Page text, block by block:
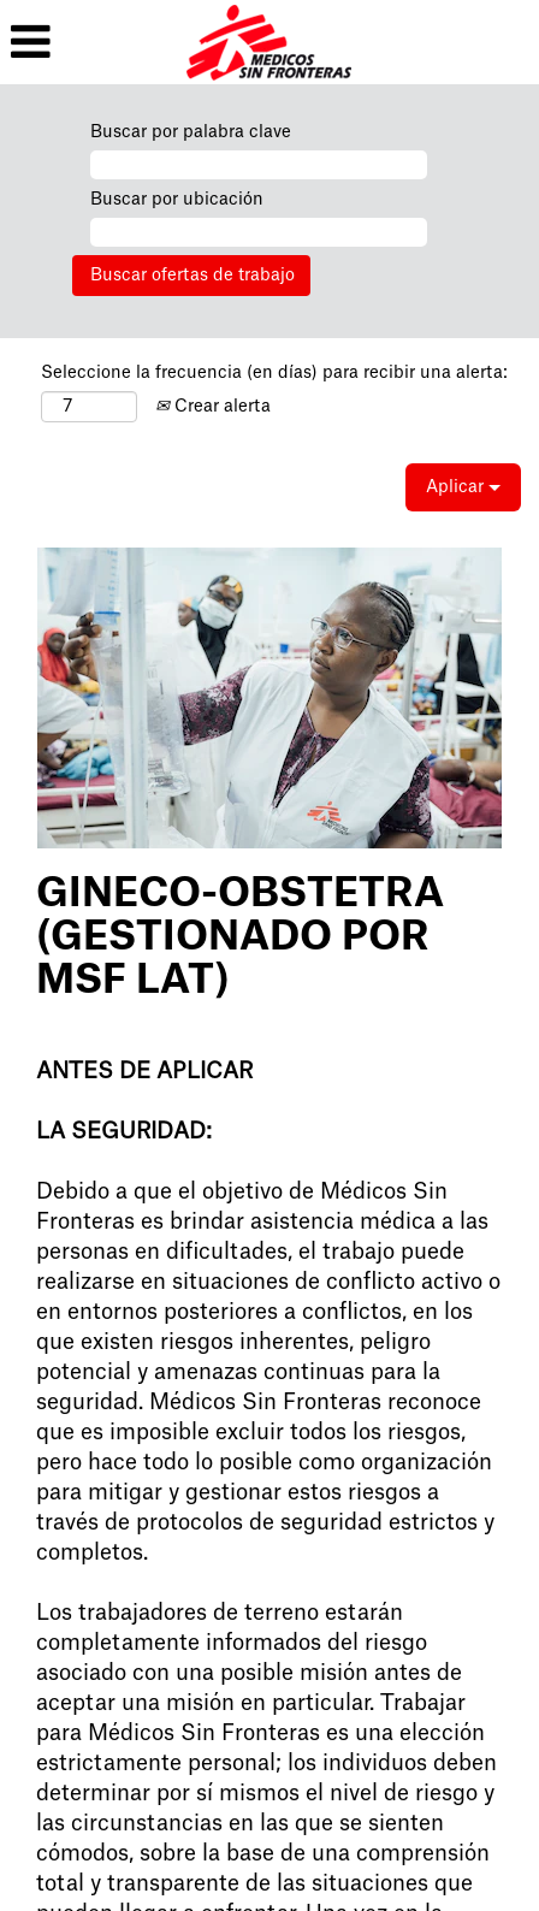
Buscar por palabra clave
Buscar por ubicación
Seleccione la frecuencia (en días) para recibir una alerta:
Crear alerta
Aplicar
GINECO-OBSTETRA
(GESTIONADO POR
MSF LAT)
ANTES DE APLICAR
LA SEGURIDAD:
Debido a que el objetivo de Médicos Sin
Fronteras es brindar asistencia médica a las
personas en dificultades, el trabajo puede
realizarse en situaciones de conflicto activo o
en entornos posteriores a conflictos, en los
que existen riesgos inherentes, peligro
potencial y amenazas continuas para la
seguridad. Médicos Sin Fronteras reconoce
que es imposible excluir todos los riesgos,
pero hace todo lo posible como organización
para mitigar y gestionar estos riesgos a
través de protocolos de seguridad estrictos y
completos.
Los trabajadores de terreno estarán
completamente informados del riesgo
asociado con una posible misión antes de
aceptar una misión en particular. Trabajar
para Médicos Sin Fronteras es una elección
estrictamente personal; los individuos deben
determinar por sí mismos el nivel de riesgo y
las circunstancias en las que se sienten
cómodos, sobre la base de una comprensión
total y transparente de las situaciones que